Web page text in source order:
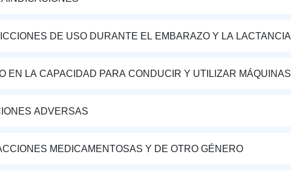
DE USO DURANTE EL EMBARAZO Y LA LACTANCIA
EN LA CAPACIDAD PARA CONDUCIR Y UTILIZAR MÁQUINAS
ADVERSAS
MEDICAMENTOSAS Y DE OTRO GÉNERO